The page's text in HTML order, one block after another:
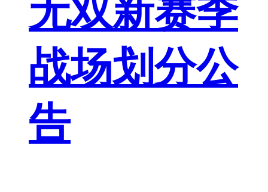
无双新赛季
战场划分公
告